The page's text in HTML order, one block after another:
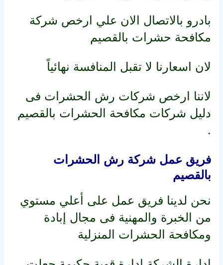
بادرو بالاتصال الان علي ارخص شركة
مكافحة حشرات بالقصيم
لان اسعارنا لا تقبل المنافسة نهائياً
لاننا ارخص شركات رش الحشرات فى
دليل شركات مكافحة الحشرات بالقصيم
.
فريق عمل شركة رش الحشرات
بالقصيم
نحن لدينا فريق عمل على أعلي مستوي
من الخبرة والمهنية فى مجال إبادة
ومكافحة الحشرات المنزلية